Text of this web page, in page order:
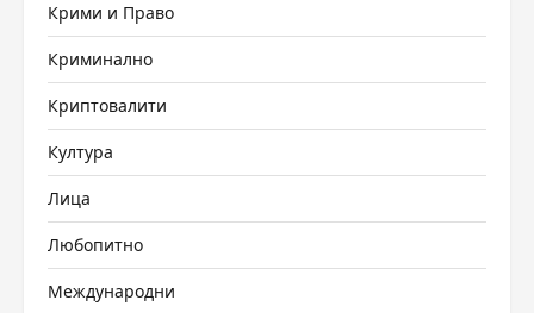
Крими и Право
Криминално
Криптовалити
Култура
Лица
Любопитно
Международни